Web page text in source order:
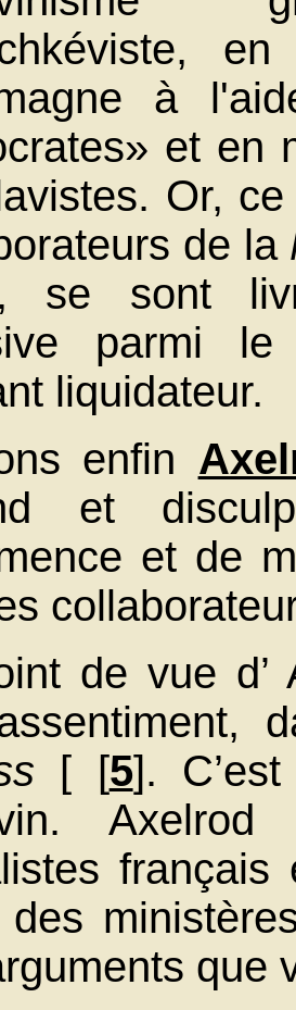
à
et en
Or,
de la
se sont
parmi
liquidateur.
enfin
et
et de
de vue d’
[ [5].
des
que